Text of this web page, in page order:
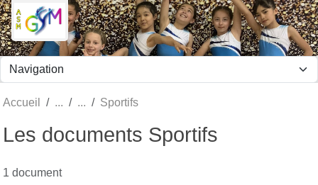
Accueil Sportifs
Les documents Sportifs
1 document
Panneau de gestion des cookies